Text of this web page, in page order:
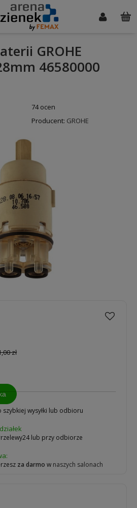
GROHE
46580000
74 ocen
Producent: GROHE
zł
wysyłki lub odbioru
lub przy odbiorze
za darmo w naszych salonach